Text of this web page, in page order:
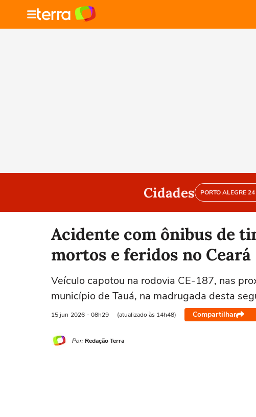
Cidades PORTO ALEGRE
Acidente com ônibus de
mortos e feridos no Ceará
Veículo capotou na rodovia CE-187, nas
município de Tauá, na madrugada desta
15 jun 2026 - 08h29 (atualizado às 14h48) Compartilhar
Por: Redação Terra